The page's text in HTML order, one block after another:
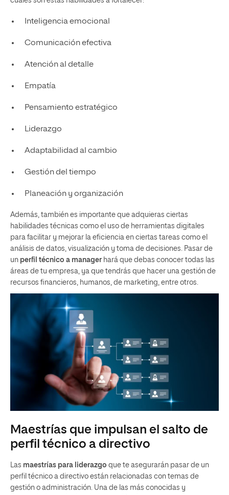
Inteligencia emocional
Comunicación efectiva
Atención al detalle
Empatía
Pensamiento estratégico
Liderazgo
Adaptabilidad al cambio
Gestión del tiempo
Planeación y organización
Además, también es importante que adquieras ciertas
habilidades técnicas como el uso de herramientas digitales
para facilitar y mejorar la eficiencia en ciertas tareas como el
análisis de datos, visualización y toma de decisiones. Pasar de
un perfil técnico a manager hará que debas conocer todas las
áreas de tu empresa, ya que tendrás que hacer una gestión de
recursos financieros, humanos, de marketing, entre otros.
Maestrías que impulsan el salto de
perfil técnico a directivo
Las maestrías para liderazgo que te asegurarán pasar de un
perfil técnico a directivo están relacionadas con temas de
gestión o administración. Una de las más conocidas y